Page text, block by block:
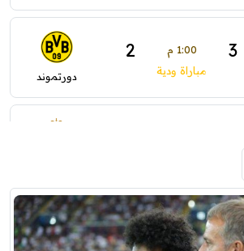
3 1:00 م 2
مباراة ودية دورتموند